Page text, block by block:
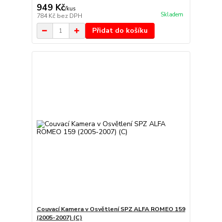
949 Kč/kus
784 Kč bez DPH Skladem
Přidat do košíku
Couvací Kamera v Osvětlení SPZ ALFA ROMEO 159
(2005-2007) (C)